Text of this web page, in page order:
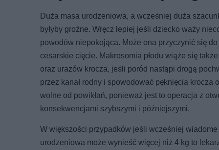
Duża masa urodzeniowa, a wcześniej duża
byłyby groźne. Wręcz lepiej jeśli dziecko waży
powodów niepokojąca. Może ona przyczynić się
cesarskie cięcie. Makrosomia płodu wiąże się
oraz urazów krocza, jeśli poród nastąpi drogą
przez kanał rodny i spowodować pęknięcia
wolne od powikłań, ponieważ jest to operacja z
konsekwencjami szybszymi i późniejszymi.
W większości przypadków jeśli wcześniej
urodzeniowa może wynieść więcej niż 4 kg to